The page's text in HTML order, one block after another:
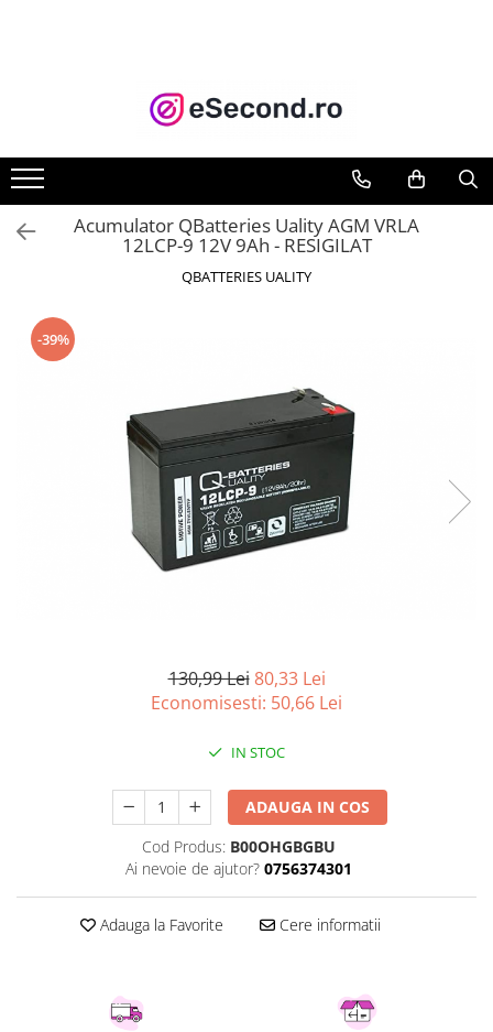
Accesorii Auto
Anvelope & Jante
Covorase auto
Echipamente pentru Atelier
Moto
Reparatii si echipamente auto
Casa, Gradina & Bricolaj
Bucatarie & Servire
Curatenie si intretinere
Kit-uri automatizari porti si usi
Organizare si depozitare
Scule electrice si unelte
Silicon, spume si solutii tehnice
Uscatoare rufe
Acumulator QBatteries Uality AGM VRLA
12LCP-9 12V 9Ah - RESIGILAT
QBATTERIES UALITY
-39%
130,99 Lei 80,33 Lei
Economisesti: 50,66 Lei
IN STOC
ADAUGA IN COS
Cod Produs: B00OHGBGBU
Ai nevoie de ajutor? 0756374301
Adauga la Favorite Cere informatii